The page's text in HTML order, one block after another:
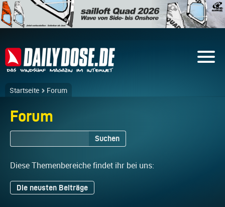
Startseite Forum
Forum
Suchen
Diese Themenbereiche findet ihr bei uns:
Die neusten Beiträge